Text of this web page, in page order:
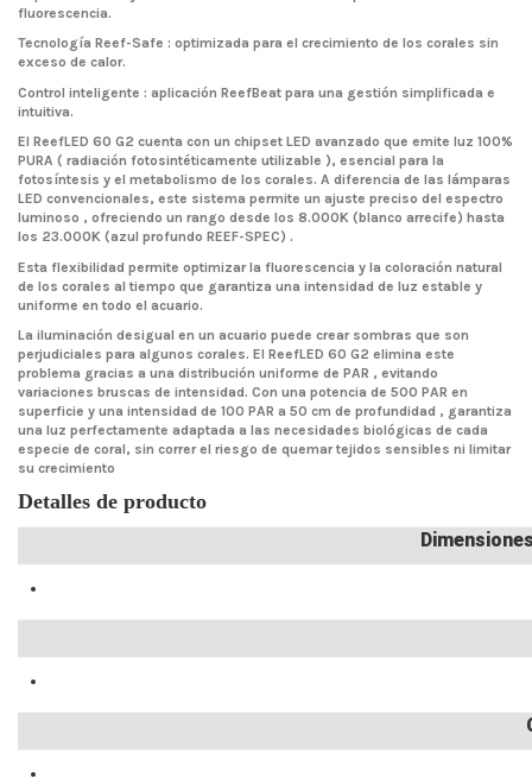
fluorescencia.
Tecnología Reef-Safe : optimizada para el crecimiento de los corales sin
exceso de calor.
Control inteligente : aplicación ReefBeat para una gestión simplificada e
intuitiva.
El ReefLED 60 G2 cuenta con un chipset LED avanzado que emite luz 100%
PURA ( radiación fotosintéticamente utilizable ), esencial para la
fotosíntesis y el metabolismo de los corales. A diferencia de las lámparas
LED convencionales, este sistema permite un ajuste preciso del espectro
luminoso , ofreciendo un rango desde los 8.000K (blanco arrecife) hasta
los 23.000K (azul profundo REEF-SPEC) .
Esta flexibilidad permite optimizar la fluorescencia y la coloración natural
de los corales al tiempo que garantiza una intensidad de luz estable y
uniforme en todo el acuario.
La iluminación desigual en un acuario puede crear sombras que son
perjudiciales para algunos corales. El ReefLED 60 G2 elimina este
problema gracias a una distribución uniforme de PAR , evitando
variaciones bruscas de intensidad. Con una potencia de 500 PAR en
superficie y una intensidad de 100 PAR a 50 cm de profundidad , garantiza
una luz perfectamente adaptada a las necesidades biológicas de cada
especie de coral, sin correr el riesgo de quemar tejidos sensibles ni limitar
su crecimiento
Detalles de producto